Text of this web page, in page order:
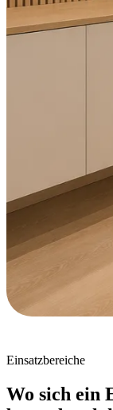
Einsatzbereiche
Wo sich ein